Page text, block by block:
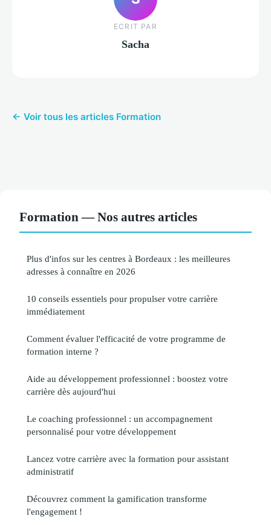
ECRIT PAR
Sacha
← Voir tous les articles Formation
Formation — Nos autres articles
Plus d'infos sur les centres à Bordeaux : les meilleures
adresses à connaître en 2026
10 conseils essentiels pour propulser votre carrière
immédiatement
Comment évaluer l'efficacité de votre programme de
formation interne ?
Aide au développement professionnel : boostez votre
carrière dès aujourd'hui
Le coaching professionnel : un accompagnement
personnalisé pour votre développement
Lancez votre carrière avec la formation pour assistant
administratif
Découvrez comment la gamification transforme
l'engagement !